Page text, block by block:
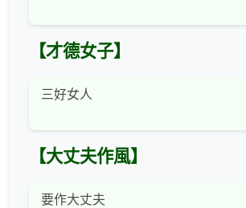
【才德女子】
三好女人
【大丈夫作風】
要作大丈夫